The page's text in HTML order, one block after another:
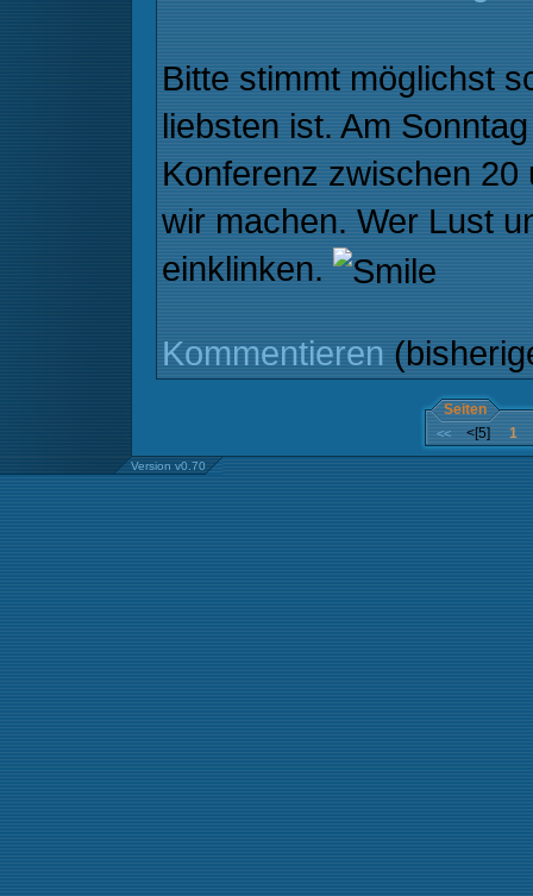
Bitte stimmt möglichst
liebsten ist. Am
Konferenz zwischen
wir machen. Wer Lust
einklinken.
Kommentieren
Seiten
<< <[5] 1
Version v0.70